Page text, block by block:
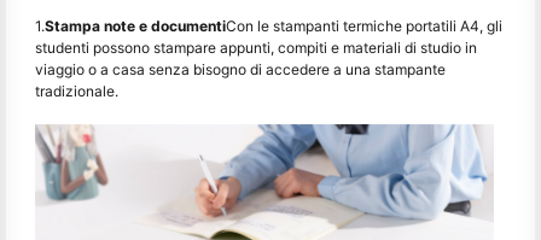
1.Stampa note e documentiCon le stampanti termiche portatili A4, gli
studenti possono stampare appunti, compiti e materiali di studio in
viaggio o a casa senza bisogno di accedere a una stampante
tradizionale.